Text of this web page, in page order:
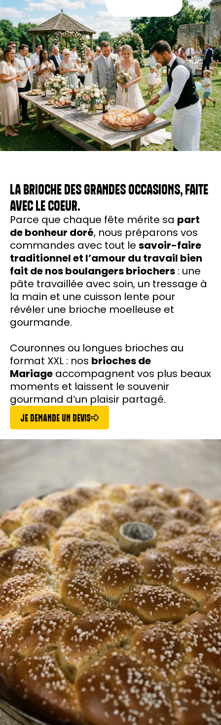
LA BRIOCHE DES GRANDES OCCASIONS, FAITE
AVEC LE COEUR.
Parce que chaque fête mérite sa part
de bonheur doré, nous préparons vos
commandes avec tout le savoir-faire
traditionnel et l’amour du travail bien
fait de nos boulangers briochers : une
pâte travaillée avec soin, un tressage à
la main et une cuisson lente pour
révéler une brioche moelleuse et
gourmande.
Couronnes ou longues brioches au
format XXL : nos brioches de
Mariage accompagnent vos plus beaux
moments et laissent le souvenir
gourmand d’un plaisir partagé.
JE DEMANDE UN DEVIS